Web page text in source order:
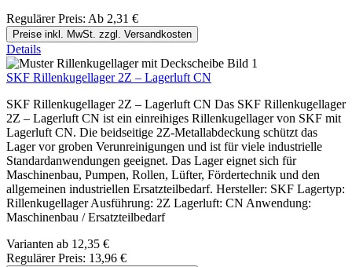
Regulärer Preis: Ab 2,31 €
Preise inkl. MwSt. zzgl. Versandkosten
Details
SKF Rillenkugellager 2Z – Lagerluft CN
SKF Rillenkugellager 2Z – Lagerluft CN Das SKF Rillenkugellager
2Z – Lagerluft CN ist ein einreihiges Rillenkugellager von SKF mit
Lagerluft CN. Die beidseitige 2Z-Metallabdeckung schützt das
Lager vor groben Verunreinigungen und ist für viele industrielle
Standardanwendungen geeignet. Das Lager eignet sich für
Maschinenbau, Pumpen, Rollen, Lüfter, Fördertechnik und den
allgemeinen industriellen Ersatzteilbedarf. Hersteller: SKF Lagertyp:
Rillenkugellager Ausführung: 2Z Lagerluft: CN Anwendung:
Maschinenbau / Ersatzteilbedarf
Varianten ab 12,35 €
Regulärer Preis: 13,96 €